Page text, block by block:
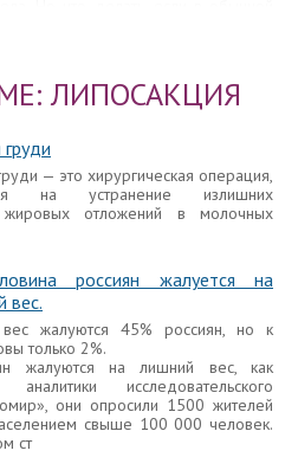
или, говоря иначе,
липосакция, является
значительный объем подкожно-
а также избавиться от кожных
целлюлита.
на устранение излишних
отложений в молочных
липосакции
является одной из наиболее
операций благодаря
достаточно безопасна и
Однако она может приводить к
ЛИПОСАКЦИЯ
— это хирургическая операция,
на устранение излишних
отложений в молочных
россиян жалуется на
вес.
жалуются 45% россиян, но к
только 2%.
жалуются на лишний вес, как
аналитики исследовательского
они опросили 1500 жителей
свыше 100 000 человек.
ст